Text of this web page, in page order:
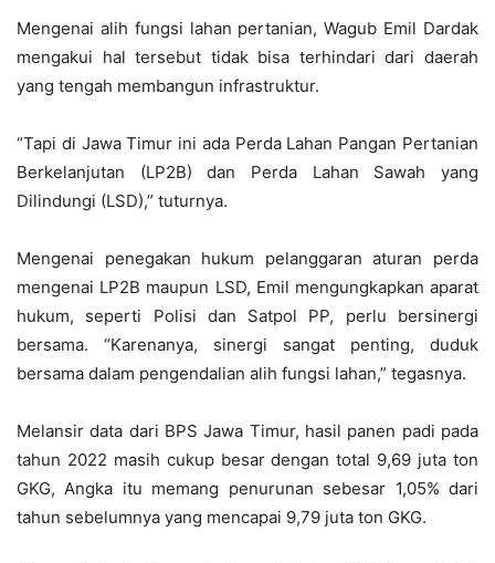
Mengenai alih fungsi lahan pertanian, Wagub Emil Dardak
mengakui hal tersebut tidak bisa terhindari dari daerah
yang tengah membangun infrastruktur.
“Tapi di Jawa Timur ini ada Perda Lahan Pangan Pertanian
Berkelanjutan (LP2B) dan Perda Lahan Sawah yang
Dilindungi (LSD),” tuturnya.
Mengenai penegakan hukum pelanggaran aturan perda
mengenai LP2B maupun LSD, Emil mengungkapkan aparat
hukum, seperti Polisi dan Satpol PP, perlu bersinergi
bersama. “Karenanya, sinergi sangat penting, duduk
bersama dalam pengendalian alih fungsi lahan,” tegasnya.
Melansir data dari BPS Jawa Timur, hasil panen padi pada
tahun 2022 masih cukup besar dengan total 9,69 juta ton
GKG, Angka itu memang penurunan sebesar 1,05% dari
tahun sebelumnya yang mencapai 9,79 juta ton GKG.